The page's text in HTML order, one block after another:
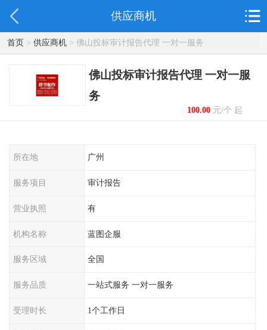
供应商机
首页> 供应商机> 佛山投标审计报告代理 一对一服务
佛山投标审计报告代理 一对一服
务
100.00元/个 起
所在地 广州
服务项目 审计报告
营业执照 有
机构名称 蓝图企服
服务区域 全国
服务品质 一站式服务 一对一服务
受理时长 1个工作日